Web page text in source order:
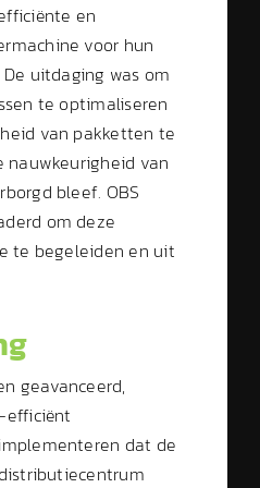
en
voor hun
uitdaging was om
te optimaliseren
van pakketten te
nauwkeurigheid van
bleef. OBS
om deze
te begeleiden en uit
geavanceerd,
efficiënt
dat de